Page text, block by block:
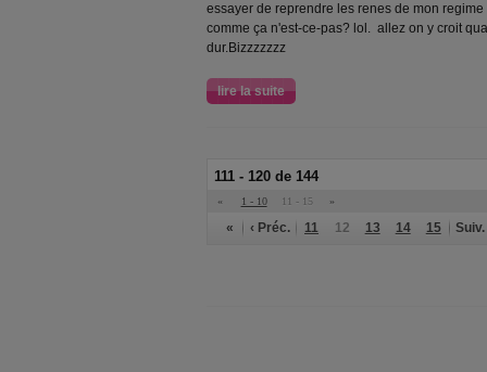
essayer de reprendre les renes de mon
comme ça n'est-ce-pas? lol. allez on y croit
dur.Bizzzzzzz
lire la suite
111 - 120 de 144
« 1 - 10 11 - 15 »
« ‹ Préc. 11 12 13 14 15 Suiv.